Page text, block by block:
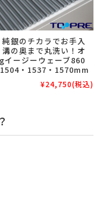
銀のチカラでお手入
の奥まで丸洗い！オ
イージーウェーブ860
・1537・1570mm
¥24,750(税込)